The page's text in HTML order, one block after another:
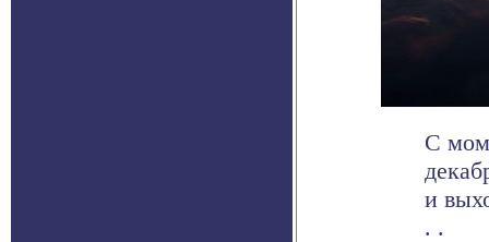
С
и
. .